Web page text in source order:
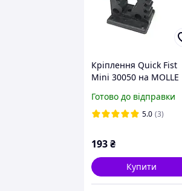
Кріплення Quick Fist
Mini 30050 на MOLLE
Готово до відправки
5.0 (3)
193₴
Купити